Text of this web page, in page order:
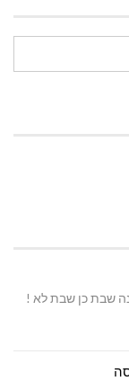
שבת כן שבת לא !